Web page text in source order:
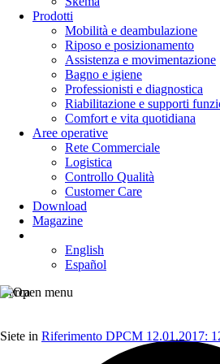
Prodotti
Mobilità e deambulazione
Riposo e posizionamento
Assistenza e movimentazione
Bagno e igiene
Professionisti e diagnostica
Riabilitazione e supporti
Comfort e vita quotidiana
Aree operative
Rete Commerciale
Logistica
Controllo Qualità
Customer Care
Download
Magazine
English
Español
Cerca
Siete in Riferimento DPCM 12.01.2017: